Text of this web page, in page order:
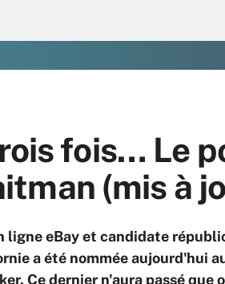
fois… Le
(mis à
ligne eBay et candidate
a été nommée aujourd'hui
Ce dernier n'aura passé que